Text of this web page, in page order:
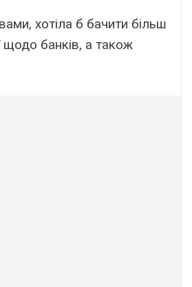
хотіла б бачити більш
щодо банків, а також